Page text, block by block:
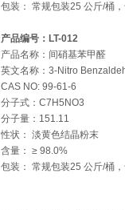
包装： 常规包装25 公斤/桶
产品编号：LT-012
产品名称：间硝基苯甲醛
英文名称：3-Nitro
CAS NO: 99-61-6
分子式：C7H5NO3
分子量：151.11
性状： 淡黄色结晶粉末
含量： ≥ 98.0%
包装： 常规包装25 公斤/桶